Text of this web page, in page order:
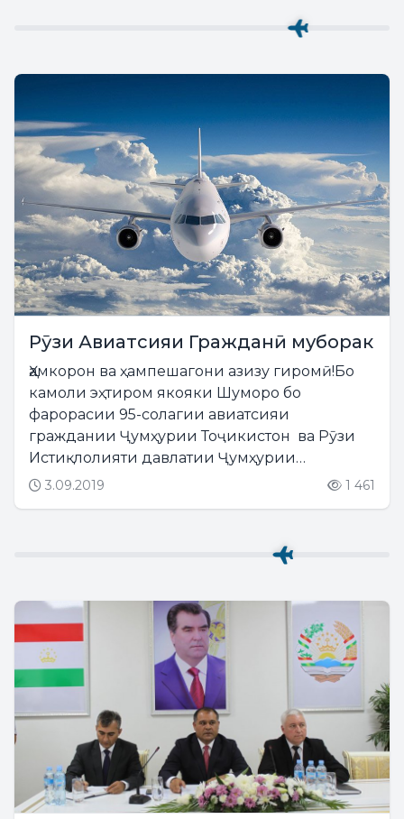
Рӯзи Авиатсияи Гражданӣ муборак
Ҳамкорон ва ҳампешагони азизу гиромӣ!Бо
камоли эҳтиром якояки Шуморо бо
фарорасии 95-солагии авиатсияи
граждании Ҷумҳурии Тоҷикистон ва Рӯзи
Истиқлолияти давлатии Ҷумҳурии
Тоҷикистон аз самими дил табрику таҳният
3.09.2019 1 461